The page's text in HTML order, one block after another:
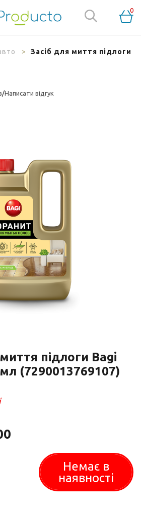
0
Засіб для миття підлоги
/Написати відгук
підлоги Bagi
(7290013769107)
Немає в
наявності